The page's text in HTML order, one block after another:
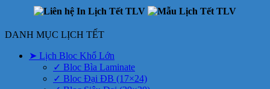
DANH MỤC LỊCH TẾT
➤ Lịch Bloc Khổ Lớn
✓ Bloc Bìa Laminate
✓ Bloc Đại ĐB (17×24)